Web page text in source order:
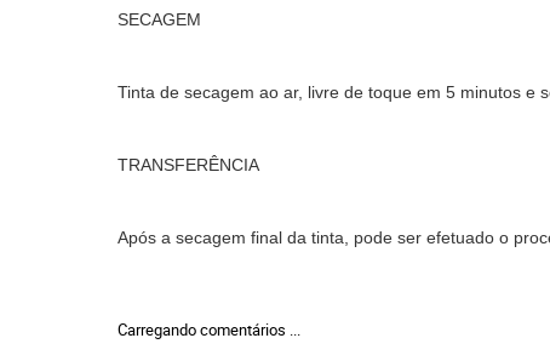
SECAGEM
Tinta de secagem ao ar, livre de toque em 5 minutos e
TRANSFERÊNCIA
Após a secagem final da tinta, pode ser efetuado o
Carregando comentários ...